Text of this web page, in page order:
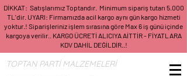
DİKKAT: Satışlarımız Toptandır. Minimum sipariş tutarı 5.000
TL'dir. UYARI: Firmamızda acil kargo aynı gün kargo hizmeti
yoktur.! Siparişleriniz işlem sırasına göre Max 6 iş günü içinde
kargoya verilir.. KARGO ÜCRETİ ALICIYA AİTTİR - FİYATLARA
KDV DAHİL DEĞİLDİR..!
TOPTAN PARTİ MALZEMELERİ